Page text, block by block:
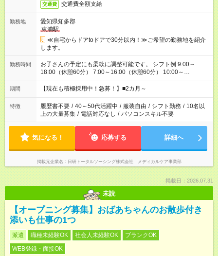
交通費 交通費全額支給
勤務地
愛知県知多郡
東浦駅
≪自宅からドアtoドアで30分以内！≫ご希望の勤務地を紹介
します。
勤務時間
お子さんの予定にも柔軟に調整可能です。 シフト例 9:00～
18:00（休憩60分） 7:00～16:00（休憩60分） 10:00～
19:00（休憩60分） ※Wワーク希望の方へ 今ご覧のお仕事で希
望する勤務時間と、もう1つのお仕事の勤務時間の合計が 週40
期間 【現在も積極採用中！急募！】■2カ月～
特徴 履歴書不要 / 40～50代活躍中 / 服装自由 / シフト勤務 / 10名以
上の大量募集 / 電話対応なし / パソコンスキル不要
気になる！ 応募する 詳細へ
掲載元企業名 日研トータルソーシング株式会社 メディカルケア事業部
掲載日：2026.07.31
未読
【オープニング募集】おばあちゃんのお散歩付き
添いも仕事の1つ
派遣 職種未経験OK 社会人未経験OK
ブランクOK
WEB登録・面接OK